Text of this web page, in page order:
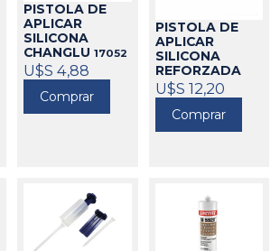
PISTOLA DE
APLICAR
SILICONA
CHANGLU17052
U$S 4,88
Comprar
PISTOLA DE
APLICAR
SILICONA
REFORZADA
CHANGLU
U$S 12,20
Comprar